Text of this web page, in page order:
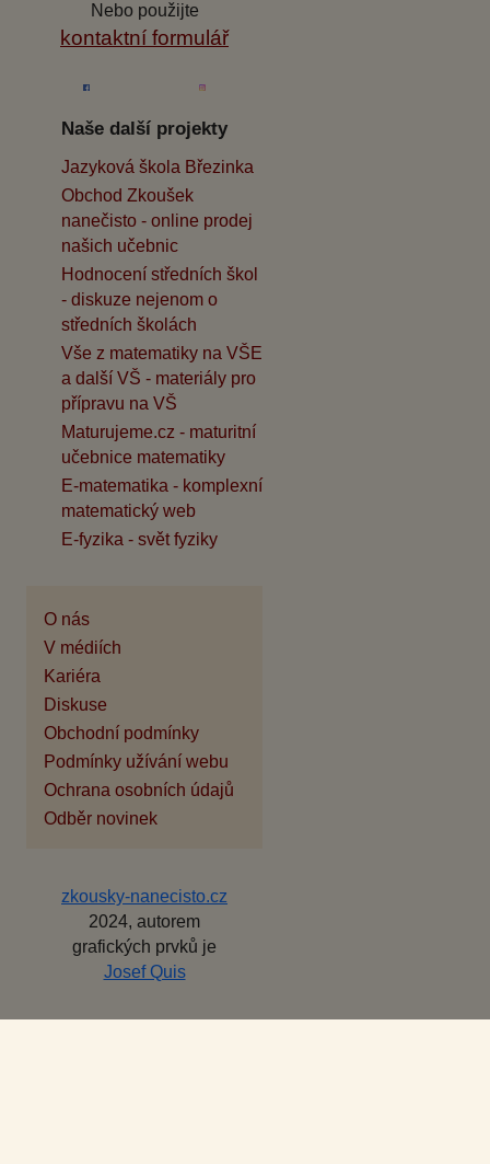
Nebo použijte
kontaktní formulář
Naše další projekty
Jazyková škola Březinka
Obchod Zkoušek
nanečisto - online prodej
našich učebnic
Hodnocení středních škol
- diskuze nejenom o
středních školách
Vše z matematiky na VŠE
a další VŠ - materiály pro
přípravu na VŠ
Maturujeme.cz - maturitní
učebnice matematiky
E-matematika - komplexní
matematický web
E-fyzika - svět fyziky
O nás
V médiích
Kariéra
Diskuse
Obchodní podmínky
Podmínky užívání webu
Ochrana osobních údajů
Odběr novinek
zkousky-nanecisto.cz
2024, autorem
grafických prvků je
Josef Quis